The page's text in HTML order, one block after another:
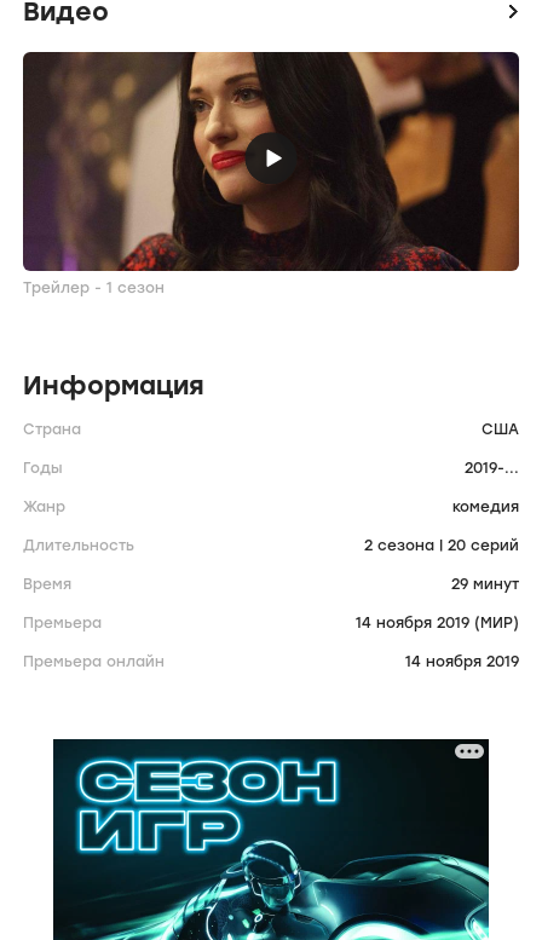
Видео icon
Трейлер - 1 сезон
Информация
Страна США
Годы 2019-...
Жанр комедия
Длительность 2 сезона | 20 серий
Время 29 минут
Премьера 14 ноября 2019 (МИР)
Премьера онлайн 14 ноября 2019